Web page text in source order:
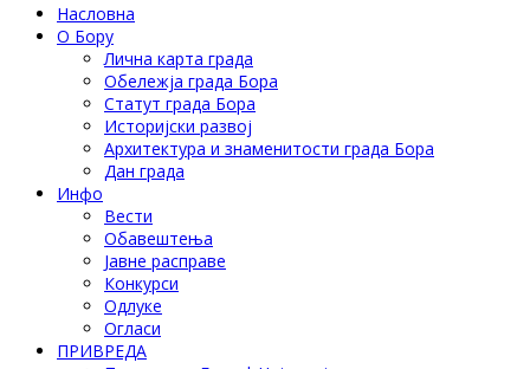
Насловна
О Бору
Лична карта града
Обележја града Бора
Статут града Бора
Историјски развој
Архитектура и знаменитости града Бора
Дан града
Инфо
Вести
Обавештења
Јавне расправе
Конкурси
Одлуке
Огласи
ПРИВРЕДА